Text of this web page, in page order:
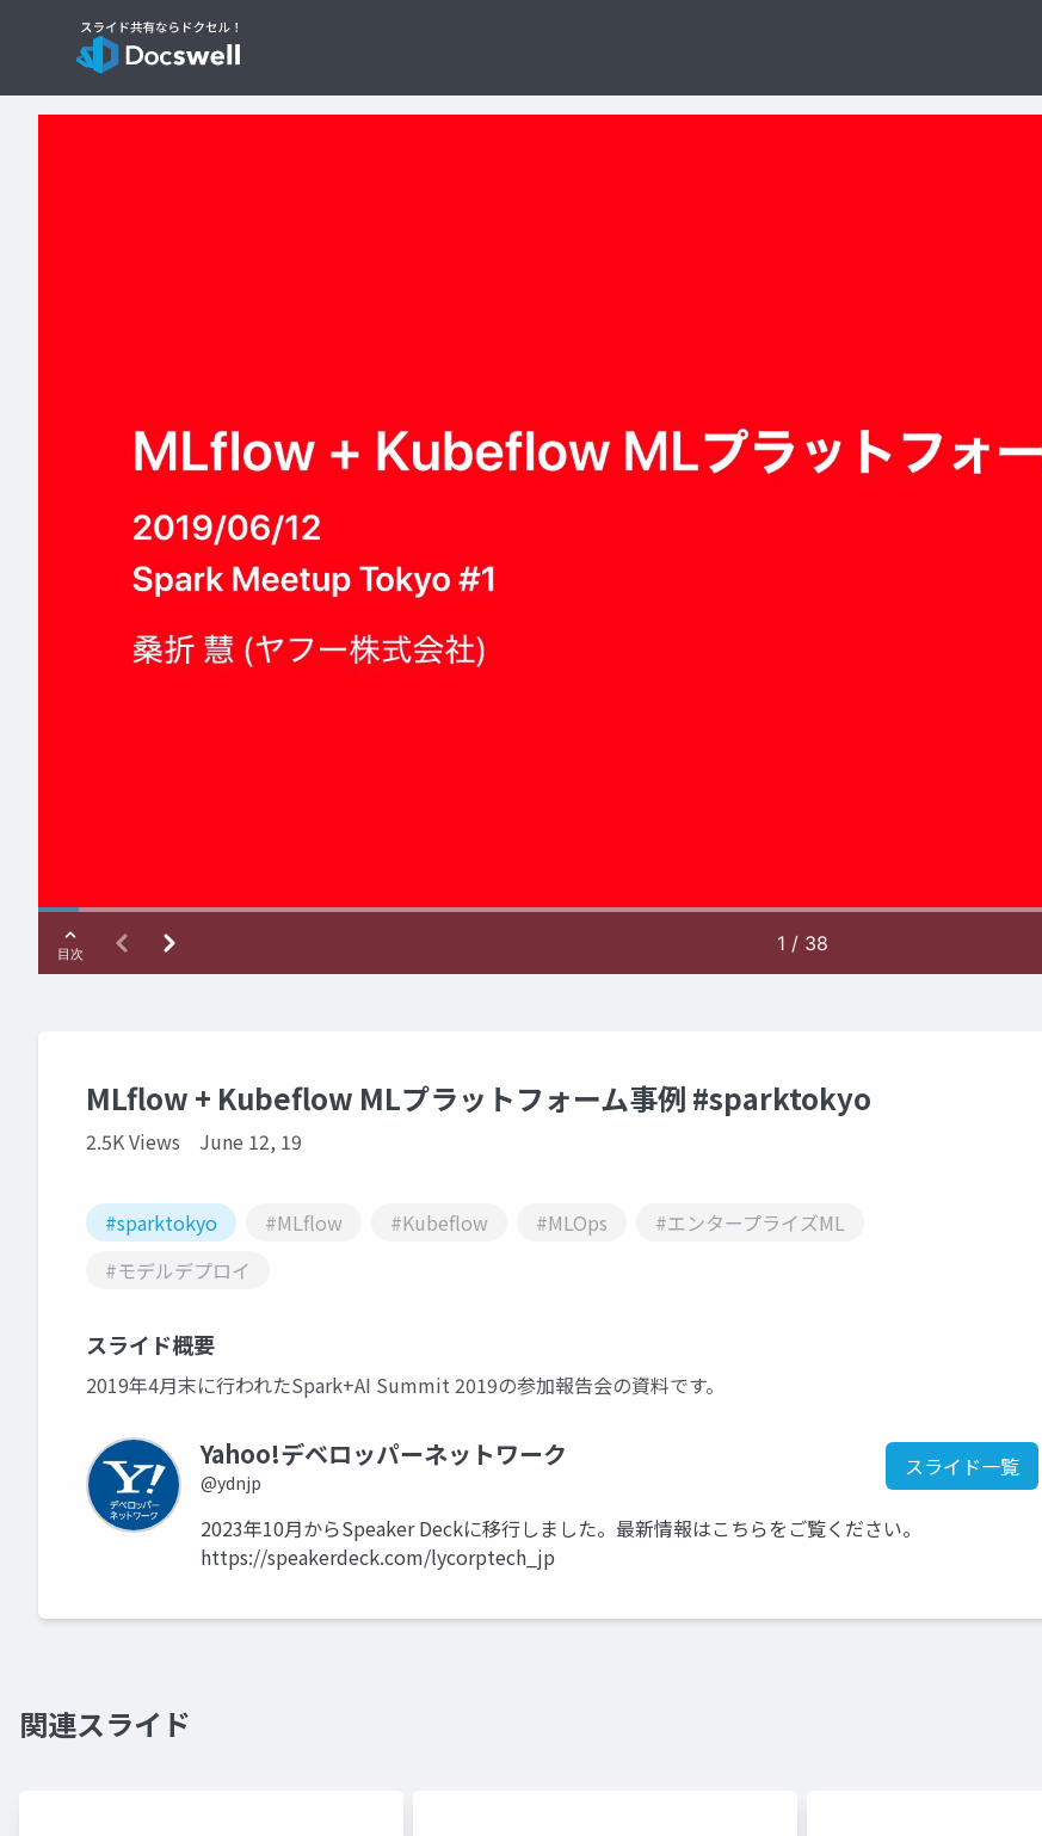
MLflow + Kubeflow MLプラットフォーム事例 #sparktokyo
2.5K Views June 12, 19
#sparktokyo #MLflow #Kubeflow #MLOps
#エンタープライズML
#モデルデプロイ
スライド概要
2019年4月末に行われたSpark+AI Summit 2019の参加報告会の資料です。
Yahoo!デベロッパーネットワーク
@ydnjp
スライド一覧
2023年10月からSpeaker Deckに移行しました。最新情報はこちらをご覧ください。
https://speakerdeck.com/lycorptech_jp
関連スライド